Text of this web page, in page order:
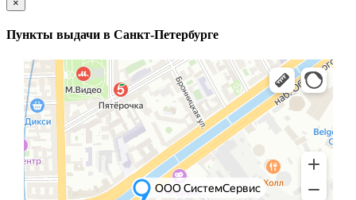
×
Пункты выдачи в Санкт-Петербурге